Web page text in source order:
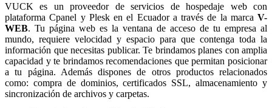
VUCK es un proveedor de servicios de hospedaje web con
plataforma Cpanel y Plesk en el Ecuador a través de la marca V-
WEB. Tu página web es la ventana de acceso de tu empresa al
mundo, requiere velocidad y espacio para que contenga toda la
información que necesitas publicar. Te brindamos planes con amplia
capacidad y te brindamos recomendaciones que permitan posicionar
a tu página. Además dispones de otros productos relacionados
como: compra de dominios, certificados SSL, almacenamiento y
sincronización de archivos y carpetas.